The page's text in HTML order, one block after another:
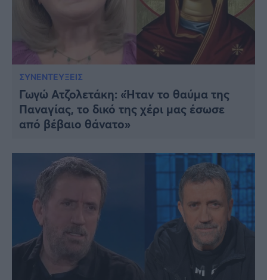
ΣΥΝΕΝΤΕΥΞΕΙΣ
Γωγώ Ατζολετάκη: «Ήταν το θαύμα της
Παναγίας, το δικό της χέρι μας έσωσε
από βέβαιο θάνατο»